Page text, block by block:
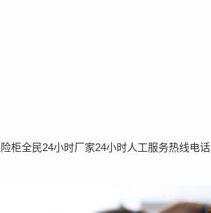
柜全民24小时厂家24小时人工服务热线电话